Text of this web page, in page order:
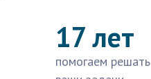
17 лет
помогаем решать